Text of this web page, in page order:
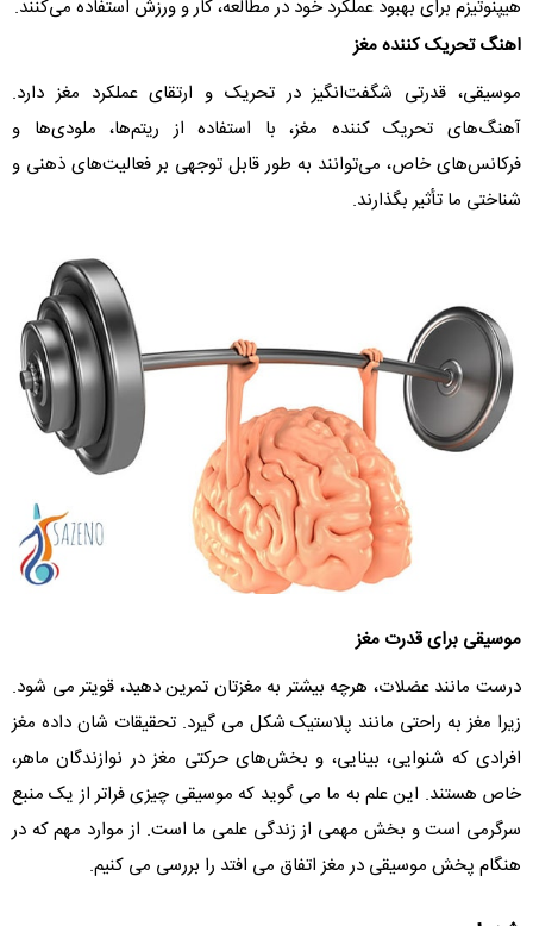
هیپنوتیزم برای بهبود عملکرد خود در مطالعه، کار و ورزش استفاده می‌کنند.
اهنگ تحریک کننده مغز
موسیقی، قدرتی شگفت‌انگیز در تحریک و ارتقای عملکرد مغز دارد.
آهنگ‌های تحریک کننده مغز، با استفاده از ریتم‌ها، ملودی‌ها و
فرکانس‌های خاص، می‌توانند به طور قابل توجهی بر فعالیت‌های ذهنی و
شناختی ما تأثیر بگذارند.
موسیقی برای قدرت مغز
درست مانند عضلات، هرچه بیشتر به مغزتان تمرین دهید، قویتر می شود.
زیرا مغز به راحتی مانند پلاستیک شکل می گیرد. تحقیقات شان داده مغز
افرادی که شنوایی، بینایی، و بخش‌های حرکتی مغز در نوازندگان ماهر،
خاص هستند. این علم به ما می گوید که موسیقی چیزی فراتر از یک منبع
سرگرمی است و بخش مهمی از زندگی علمی ما است. از موارد مهم که در
هنگام پخش موسیقی در مغز اتفاق می افتد را بررسی می کنیم.